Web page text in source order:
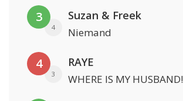
3
4
Suzan & Freek
Niemand
4
3
RAYE
WHERE IS MY HUSBAND!